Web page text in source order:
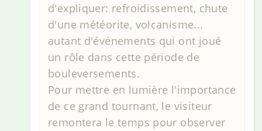
d'expliquer: refroidissement, chute
d'une météorite, volcanisme...
autant d'événements qui ont joué
un rôle dans cette période de
bouleversements.
Pour mettre en lumière l'importance
de ce grand tournant, le visiteur
remontera le temps pour observer